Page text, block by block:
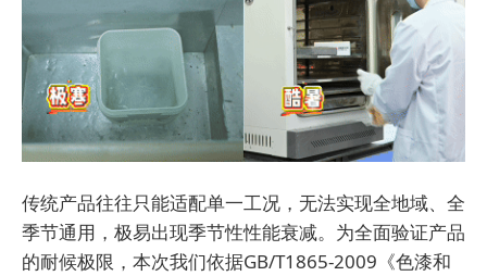
传统产品往往只能适配单一工况，无法实现全地域、全
季节通用，极易出现季节性性能衰减。为全面验证产品
的耐候极限，本次我们依据GB/T1865-2009《色漆和